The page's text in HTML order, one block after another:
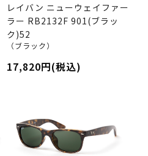
レイバン ニューウェイファー
ラー RB2132F 901(ブラッ
ク)52
（ブラック）
17,820円(税込)